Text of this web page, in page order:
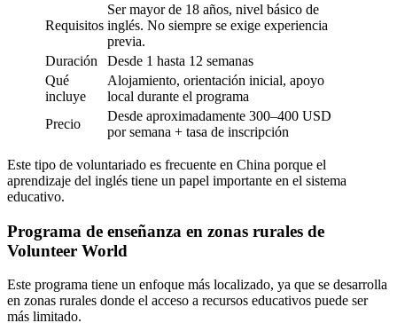
Requisitos
Ser mayor de 18 años, nivel básico de
inglés. No siempre se exige experiencia
previa.
Duración
Desde 1 hasta 12 semanas
Qué
incluye
Alojamiento, orientación inicial, apoyo
local durante el programa
Precio
Desde aproximadamente 300–400 USD
por semana + tasa de inscripción
Este tipo de voluntariado es frecuente en China porque el
aprendizaje del inglés tiene un papel importante en el sistema
educativo.
Programa de enseñanza en zonas rurales de
Volunteer World
Este programa tiene un enfoque más localizado, ya que se desarrolla
en zonas rurales donde el acceso a recursos educativos puede ser
más limitado.